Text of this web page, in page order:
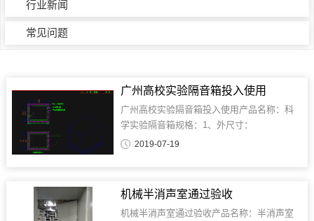
行业新闻
常见问题
广州高校实验隔音箱投入使用
广州高校实验隔音箱投入使用产品名称：科
学实验隔音箱规格：1、外尺寸：
1.4*0.9*1.44（M) 2、内尺寸：:
4595-...
2019-07-19
机械半消声室通过验收
机械半消声室通过验收产品名称：半消声室